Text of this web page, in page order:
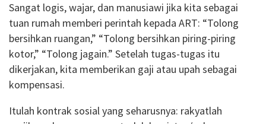
Sangat logis, wajar, dan manusiawi jika kita sebagai
tuan rumah memberi perintah kepada ART: “Tolong
bersihkan ruangan,” “Tolong bersihkan piring-piring
kotor,” “Tolong jagain.” Setelah tugas-tugas itu
dikerjakan, kita memberikan gaji atau upah sebagai
kompensasi.
Itulah kontrak sosial yang seharusnya: rakyatlah